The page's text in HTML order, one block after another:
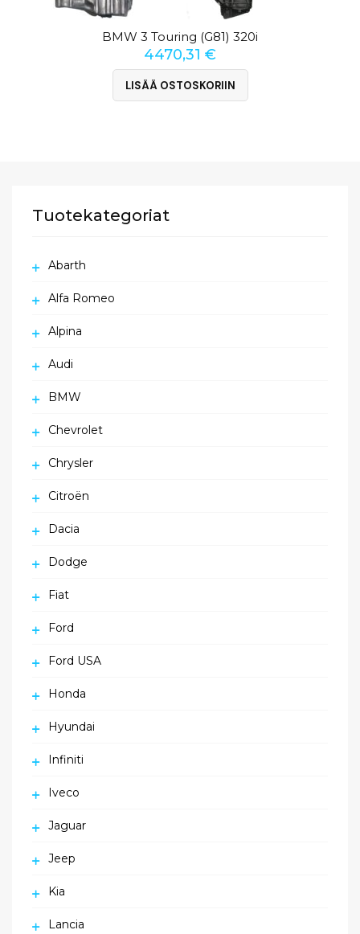
BMW 3 Touring (G81) 320i
4470,31 €
LISÄÄ OSTOSKORIIN
Tuotekategoriat
Abarth
Alfa Romeo
Alpina
Audi
BMW
Chevrolet
Chrysler
Citroën
Dacia
Dodge
Fiat
Ford
Ford USA
Honda
Hyundai
Infiniti
Iveco
Jaguar
Jeep
Kia
Lancia